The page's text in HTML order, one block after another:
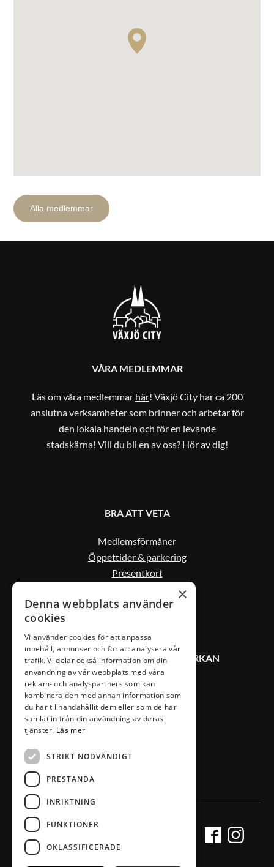
Alla medlemmar
VÅRA MEDLEMMAR
Läs om våra medlemmar här! Växjö City har ca 200
anslutna verksamheter som brinner och arbetar för
den lokala handeln och för en levande
stadskärna! Vill du bli en av oss? Hör av dig!
BRA ATT VETA
Medlemsförmåner
Öppettider & parkering
Presentkort
KONTAKT VÄXJÖ CITYSAMVERKAN
0470-407 00
info@vaxjocity.com
×
Denna webbplats använder
cookies
Vi använder cookies för att anpassa
innehåll, annonser och för att analysera vår
trafik. Vi delar också information om din
användning av vår webbplats med våra
reklam- och analyspartners som kan
kombinera den med annan information som
du har tillhandahållit dem eller som de har
samlat in från din användning av deras
tjänster. Läs mer
STRIKT NÖDVÄNDIGT
PRESTANDA
INRIKTNING
FUNKTIONER
OKLASSIFICERADE